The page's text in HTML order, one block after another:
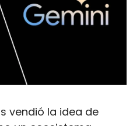
vendió la idea de